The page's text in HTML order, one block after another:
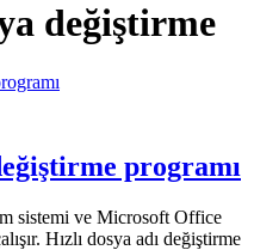
değiştirme
programı
sistemi ve Microsoft Office
Hızlı dosya adı değiştirme